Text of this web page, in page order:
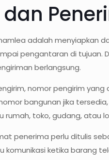
adalah menyiapkan
pengantaran di
berlangsung.
nomor pengirim
bangunan jika
toko, gudang, atau
penerima perlu ditulis
ketika barang